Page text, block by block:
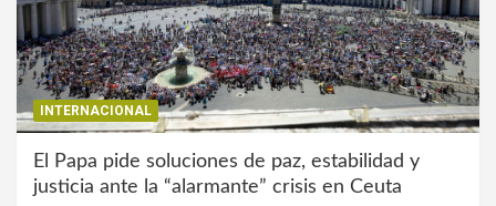
INTERNACIONAL
El Papa pide soluciones de paz, estabilidad y
justicia ante la “alarmante” crisis en Ceuta